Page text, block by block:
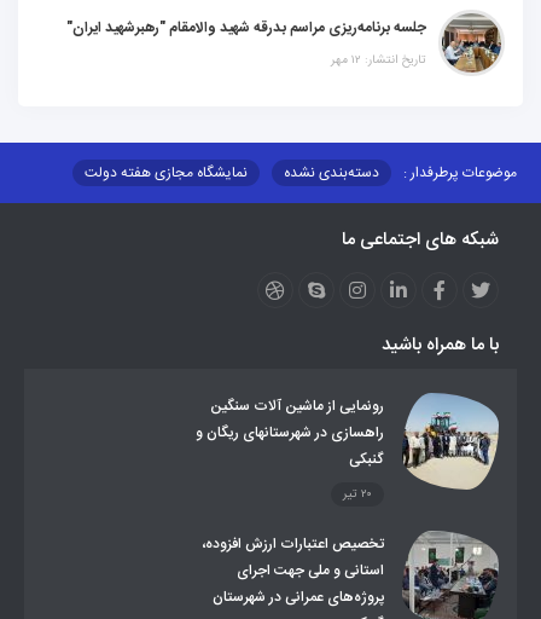
جلسه برنامه‌ریزی مراسم بدرقه شهید والامقام "رهبرشهید ایران"
تاریخ انتشار: ۱۲ مهر
موضوعات پرطرفدار : دسته‌بندی نشده
نمایشگاه مجازی هفته دولت
مزایدات و مناقصات
محتوای کانون توسعه
عملکردها
عشایر استان
طرح و برنامه
روند ساماندهی عشایر داوطلب اسکان
تشکیلات اداری
شبکه های اجتماعی ما
با ما همراه باشید
رونمایی از ماشین آلات سنگین
راهسازی در شهرستانهای ریگان و
گنبکی
۲۰ تیر
تخصیص اعتبارات ارزش افزوده،
استانی و ملی جهت اجرای
پروژه‌های عمرانی در شهرستان